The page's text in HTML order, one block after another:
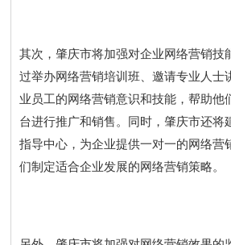
其次，肇庆市将加强对企业网络营销技
过举办网络营销培训班、邀请专业人士
业员工的网络营销意识和技能，帮助他
台进行推广和销售。同时，肇庆市还将
指导中心，为企业提供一对一的网络营
们制定适合企业发展的网络营销策略。